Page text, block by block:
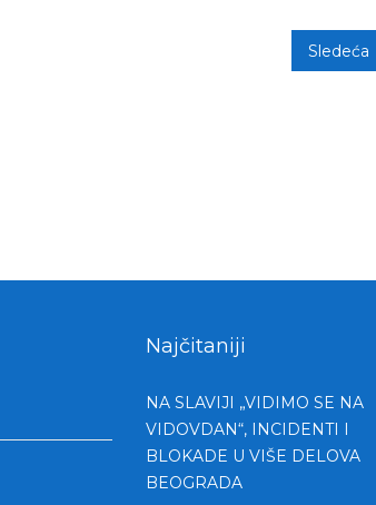
Sledeća
Najčitaniji
NA SLAVIJI „VIDIMO SE NA
VIDOVDAN“, INCIDENTI I
BLOKADE U VIŠE DELOVA
BEOGRADA